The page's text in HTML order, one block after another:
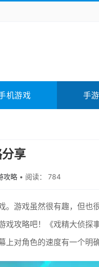
图形软件 安全相关
未分类 综合其它
机游戏 手
享
攻略 • 阅读： 784
。游戏虽然很有趣，但
戏攻略吧！《戏精大侦
上对角色的速度有一个明